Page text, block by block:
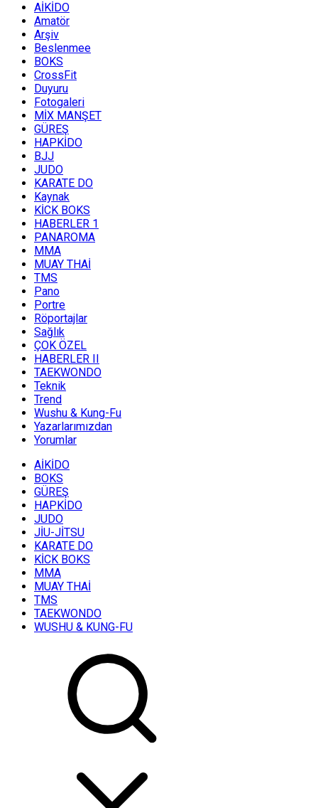
AİKİDO
Amatör
Arşiv
Beslenmee
BOKS
CrossFit
Duyuru
Fotogaleri
MİX MANŞET
GÜREŞ
HAPKİDO
BJJ
JUDO
KARATE DO
Kaynak
KİCK BOKS
HABERLER 1
PANAROMA
MMA
MUAY THAİ
TMS
Pano
Portre
Röportajlar
Sağlık
ÇOK ÖZEL
HABERLER II
TAEKWONDO
Teknik
Trend
Wushu & Kung-Fu
Yazarlarımızdan
Yorumlar
AİKİDO
BOKS
GÜREŞ
HAPKİDO
JUDO
JİU-JİTSU
KARATE DO
KİCK BOKS
MMA
MUAY THAİ
TMS
TAEKWONDO
WUSHU & KUNG-FU